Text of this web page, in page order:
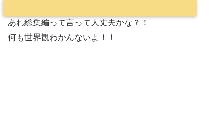
あれ総集編って言って大丈夫かな？！
何も世界観わかんないよ！！